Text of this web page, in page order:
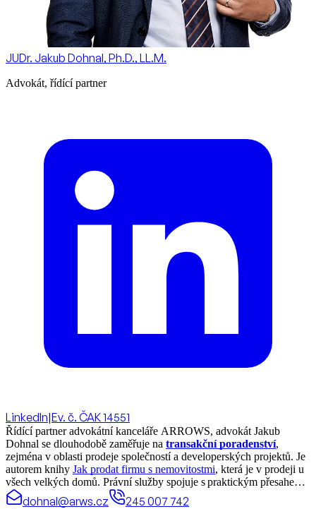
JUDr. Jakub Dohnal, Ph.D., LL.M.
Advokát, řídící partner
LinkedIn|Ev. č. ČAK 14551
Řídící partner advokátní kanceláře ARROWS, advokát Jakub
Dohnal se dlouhodobě zaměřuje na transakční poradenství,
zejména v oblasti prodeje společností a developerských projektů. Je
autorem knihy Jak prodat firmu s nemovitostmi, která je v prodeji u
všech velkých domů. Právní služby spojuje s praktickým přesahem
do byznysu – propojování projektů s investory a naopak.
dohnal@arws.cz 245 007 742